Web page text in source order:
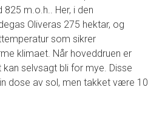
m.o.h.. Her, i den
Oliveras 275 hektar, og
som sikrer
klimaet. Når hoveddruen er
kan selvsagt bli for mye. Disse
dose av sol, men takket være 10